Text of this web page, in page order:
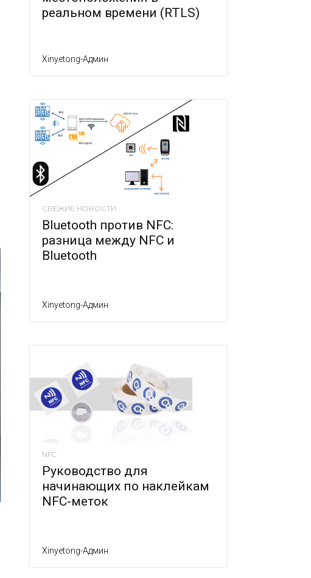
реальном времени (RTLS)
Xinyetong-Админ
СВЕЖИЕ НОВОСТИ
Bluetooth против NFC:
разница между NFC и
Bluetooth
Xinyetong-Админ
NFC
Руководство для
начинающих по наклейкам
NFC-меток
Xinyetong-Админ